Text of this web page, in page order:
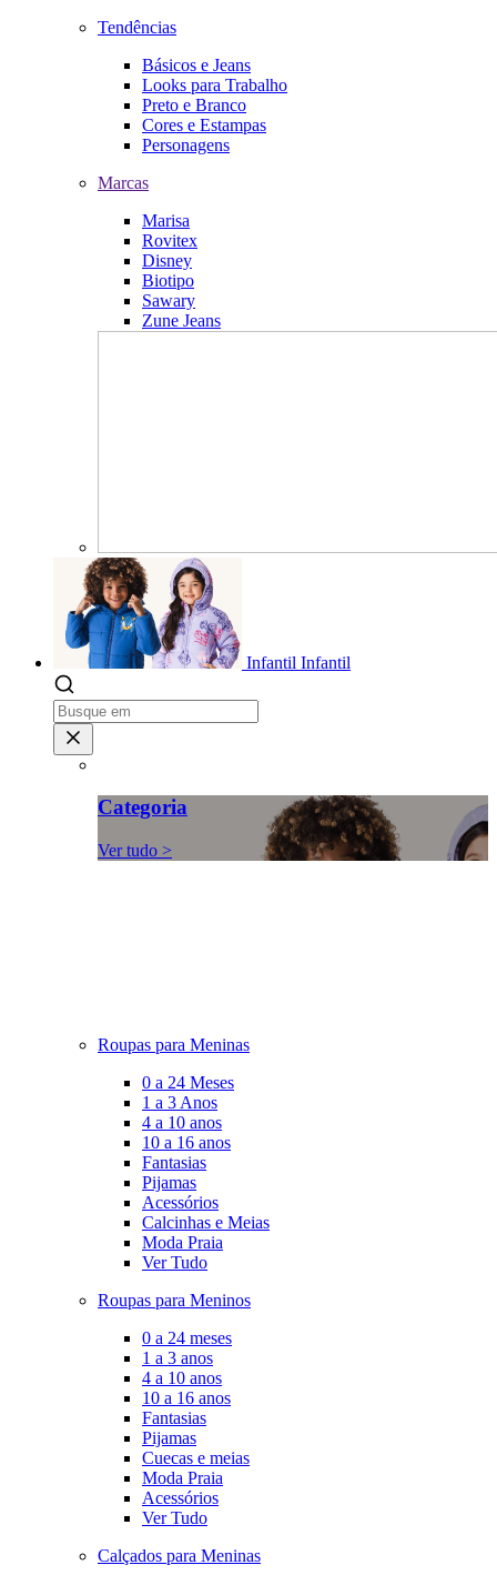
Tendências
Básicos e Jeans
Looks para Trabalho
Preto e Branco
Cores e Estampas
Personagens
Marcas
Marisa
Rovitex
Disney
Biotipo
Sawary
Zune Jeans
Infantil Infantil
Categoria
Ver tudo >
Roupas para Meninas
0 a 24 Meses
1 a 3 Anos
4 a 10 anos
10 a 16 anos
Fantasias
Pijamas
Acessórios
Calcinhas e Meias
Moda Praia
Ver Tudo
Roupas para Meninos
0 a 24 meses
1 a 3 anos
4 a 10 anos
10 a 16 anos
Fantasias
Pijamas
Cuecas e meias
Moda Praia
Acessórios
Ver Tudo
Calçados para Meninas